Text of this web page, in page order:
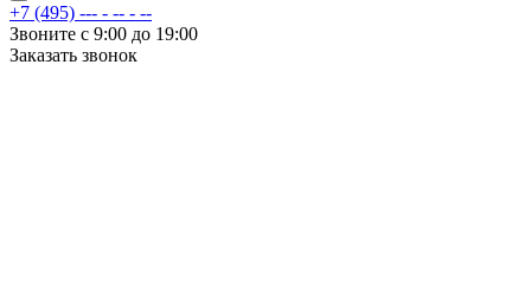
+7 (495) --- - -- - --
Звоните с 9:00 до 19:00
Заказать звонок